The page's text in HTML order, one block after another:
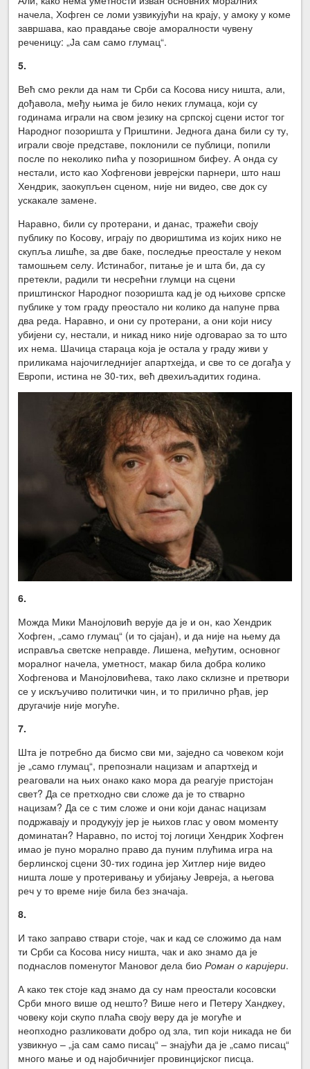
начела, Хофген се ломи узвикујући на крају, у амоку у коме
завршава, као правдање своје аморалности чувену
реченицу: „Ја сам само глумац“.
5.
Већ смо рекли да нам ти Срби са Косова нису ништа, али,
дођавола, међу њима је било неких глумаца, који су
годинама играли на свом језику на српској сцени истог тог
Народног позоришта у Приштини. Једнога дана били су ту,
играли своје представе, поклонили се публици, попили
после по неколико пића у позоришном бифеу. А онда су
нестали, исто као Хофгенови јеврејски парнери, што наш
Хендрик, заокупљен сценом, није ни видео, све док су
ускакале замене.
Наравно, били су протерани, и данас, тражећи своју
публику по Косову, играју по двориштима из којих нико не
скупља лишће, за две баке, последње преостале у неком
тамошњем селу. Истинабог, питање је и шта би, да су
претекли, радили ти несрећни глумци на сцени
приштинског Народног позоришта кад је од њихове српске
публике у том граду преостало ни колико да напуне прва
два реда. Наравно, и они су протерани, а они који нису
убијени су, нестали, и никад нико није одговарао за то што
их нема. Шачица стараца која је остала у граду живи у
приликама најочигледнијег апартхејда, и све то се догађа у
Европи, истина не 30-тих, већ двехиљадитих година.
6.
Можда Мики Манојловић верује да је и он, као Хендрик
Хофген, „само глумац“ (и то сјајан), и да није на њему да
исправља светске неправде. Лишена, међутим, основног
моралног начела, уметност, макар била добра колико
Хофгенова и Манојловићева, тако лако склизне и претвори
се у искључиво политички чин, и то прилично рђав, јер
другачије није могуће.
7.
Шта је потребно да бисмо сви ми, заједно са човеком који
је „само глумац“, препознали нацизам и апартхејд и
реаговали на њих онако како мора да реагује пристојан
свет? Да се претходно сви сложе да је то стварно
нацизам? Да се с тим сложе и они који данас нацизам
подржавају и продукују јер је њихов глас у овом моменту
доминатан? Наравно, по истој тој логици Хендрик Хофген
имао је пуно морално право да пуним плућима игра на
берлинској сцени 30-тих година јер Хитлер није видео
ништа лоше у протеривању и убијању Јевреја, а његова
реч у то време није била без значаја.
8.
И тако заправо ствари стоје, чак и кад се сложимо да нам
ти Срби са Косова нису ништа, чак и ако знамо да је
поднаслов поменутог Мановог дела биоРоман о каријери.
А како тек стоје кад знамо да су нам преостали косовски
Срби много више од нешто? Више него и Петеру Хандкеу,
човеку који скупо плаћа своју веру да је могуће и
неопходно разликовати добро од зла, тип који никада не би
узвикнуо – „ја сам само писац“ – знајући да је „само писац“
много мање и од најобичнијег провинцијског писца.